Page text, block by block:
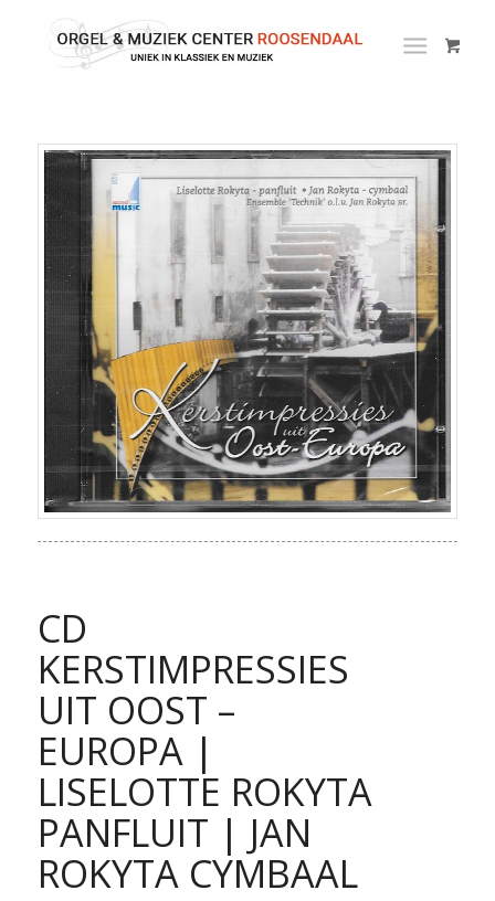
CD
KERSTIMPRESSIES
UIT OOST –
EUROPA |
LISELOTTE ROKYTA
PANFLUIT | JAN
ROKYTA CYMBAAL